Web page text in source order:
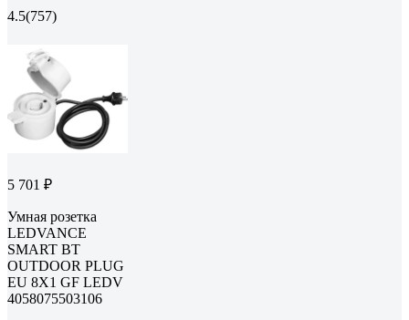
4.5(757)
5 701 ₽
Умная розетка
LEDVANCE
SMART BT
OUTDOOR PLUG
EU 8X1 GF LEDV
4058075503106